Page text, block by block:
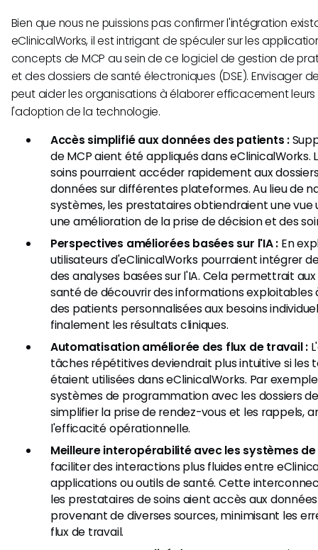
Bien que nous ne puissions pas confirmer l'intégration
eClinicalWorks, il est intrigant de spéculer sur les
concepts de MCP au sein de ce logiciel de gestion de
et des dossiers de santé électroniques (DSE). Envisager
peut aider les organisations à élaborer efficacement
l'adoption de la technologie.
Accès simplifié aux données des patients :
de MCP aient été appliqués dans eClinicalWorks.
soins pourraient accéder rapidement aux
données sur différentes plateformes. Au lieu de
systèmes, les prestataires obtiendraient une vue
une amélioration de la prise de décision et des
Perspectives améliorées basées sur l'IA : En
utilisateurs d'eClinicalWorks pourraient intégrer
des analyses basées sur l'IA. Cela permettrait
santé de découvrir des informations exploitables
des patients personnalisées aux besoins
finalement les résultats cliniques.
Automatisation améliorée des flux de travail :
tâches répétitives deviendrait plus intuitive si les
étaient utilisées dans eClinicalWorks. Par
systèmes de programmation avec les dossiers
simplifier la prise de rendez-vous et les rappels,
l'efficacité opérationnelle.
Meilleure interopérabilité avec les systèmes de
faciliter des interactions plus fluides entre
applications ou outils de santé. Cette
les prestataires de soins aient accès aux
provenant de diverses sources, minimisant les
flux de travail.